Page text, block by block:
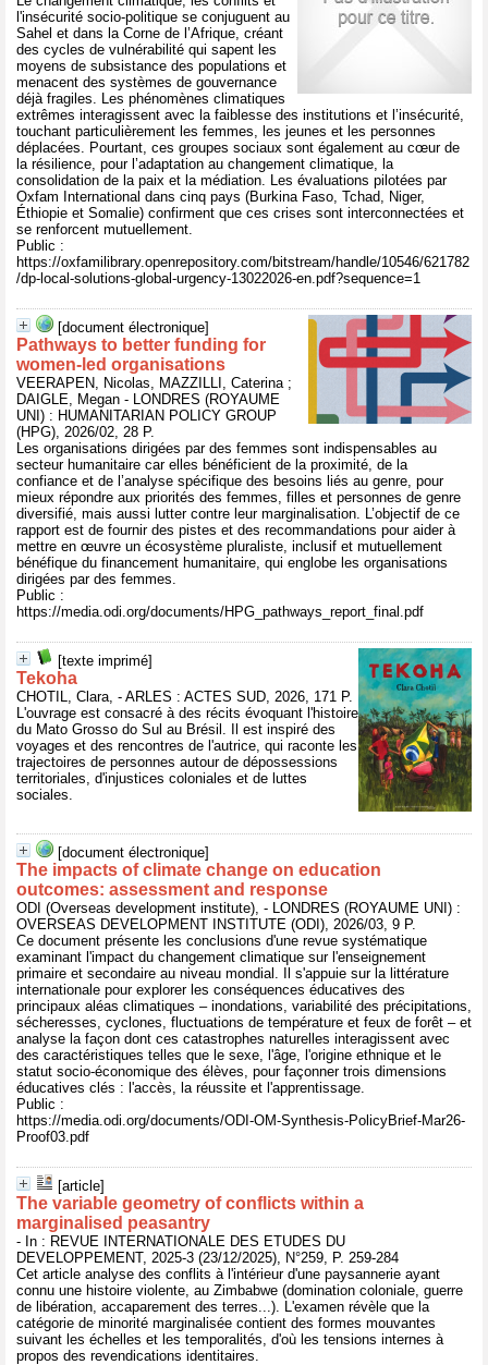
l'insécurité socio-politique se conjuguent au
Sahel et dans la Corne de l’Afrique, créant
des cycles de vulnérabilité qui sapent les
moyens de subsistance des populations et
menacent des systèmes de gouvernance
déjà fragiles. Les phénomènes climatiques
extrêmes interagissent avec la faiblesse des institutions et l’insécurité,
touchant particulièrement les femmes, les jeunes et les personnes
déplacées. Pourtant, ces groupes sociaux sont également au cœur de
la résilience, pour l’adaptation au changement climatique, la
consolidation de la paix et la médiation. Les évaluations pilotées par
Oxfam International dans cinq pays (Burkina Faso, Tchad, Niger,
Éthiopie et Somalie) confirment que ces crises sont interconnectées et
se renforcent mutuellement.
Public :
https://oxfamilibrary.openrepository.com/bitstream/handle/10546/621782
/dp-local-solutions-global-urgency-13022026-en.pdf?sequence=1
[document électronique]
Pathways to better funding for
women-led organisations
VEERAPEN, Nicolas, MAZZILLI, Caterina ;
DAIGLE, Megan - LONDRES (ROYAUME
UNI) : HUMANITARIAN POLICY GROUP
(HPG), 2026/02, 28 P.
Les organisations dirigées par des femmes sont indispensables au
secteur humanitaire car elles bénéficient de la proximité, de la
confiance et de l’analyse spécifique des besoins liés au genre, pour
mieux répondre aux priorités des femmes, filles et personnes de genre
diversifié, mais aussi lutter contre leur marginalisation. L’objectif de ce
rapport est de fournir des pistes et des recommandations pour aider à
mettre en œuvre un écosystème pluraliste, inclusif et mutuellement
bénéfique du financement humanitaire, qui englobe les organisations
dirigées par des femmes.
Public :
https://media.odi.org/documents/HPG_pathways_report_final.pdf
[texte imprimé]
Tekoha
CHOTIL, Clara, - ARLES : ACTES SUD, 2026, 171 P.
L'ouvrage est consacré à des récits évoquant l'histoire
du Mato Grosso do Sul au Brésil. Il est inspiré des
voyages et des rencontres de l'autrice, qui raconte les
trajectoires de personnes autour de dépossessions
territoriales, d'injustices coloniales et de luttes
sociales.
[document électronique]
The impacts of climate change on education
outcomes: assessment and response
ODI (Overseas development institute), - LONDRES (ROYAUME UNI) :
OVERSEAS DEVELOPMENT INSTITUTE (ODI), 2026/03, 9 P.
Ce document présente les conclusions d'une revue systématique
examinant l'impact du changement climatique sur l'enseignement
primaire et secondaire au niveau mondial. Il s'appuie sur la littérature
internationale pour explorer les conséquences éducatives des
principaux aléas climatiques – inondations, variabilité des précipitations,
sécheresses, cyclones, fluctuations de température et feux de forêt – et
analyse la façon dont ces catastrophes naturelles interagissent avec
des caractéristiques telles que le sexe, l'âge, l'origine ethnique et le
statut socio-économique des élèves, pour façonner trois dimensions
éducatives clés : l'accès, la réussite et l'apprentissage.
Public :
https://media.odi.org/documents/ODI-OM-Synthesis-PolicyBrief-Mar26-
Proof03.pdf
[article]
The variable geometry of conflicts within a
marginalised peasantry
- In : REVUE INTERNATIONALE DES ETUDES DU
DEVELOPPEMENT, 2025-3 (23/12/2025), N°259, P. 259-284
Cet article analyse des conflits à l'intérieur d'une paysannerie ayant
connu une histoire violente, au Zimbabwe (domination coloniale, guerre
de libération, accaparement des terres...). L'examen révèle que la
catégorie de minorité marginalisée contient des formes mouvantes
suivant les échelles et les temporalités, d'où les tensions internes à
propos des revendications identitaires.